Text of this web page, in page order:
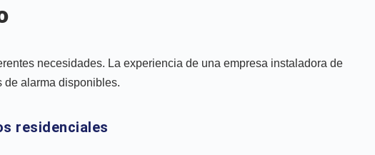
necesidades. La experiencia de una empresa instaladora de
de alarma disponibles.
residenciales